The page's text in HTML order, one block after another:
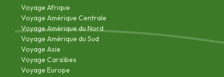
Voyage Afrique
Voyage Amérique Centrale
Voyage Amérique du Nord
Voyage Amérique du Sud
Voyage Asie
Voyage Caraïbes
Voyage Europe